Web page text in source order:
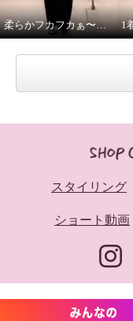
柔らかフカフカぁ〜これさえあればのベスト！
スタイリング
ショート動画